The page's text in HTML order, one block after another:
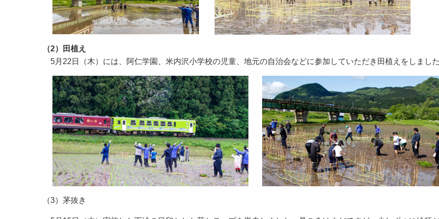
（2）田植え
5月22日（木）には、阿仁学園、米内沢小学校の児童、地元の自治会などに参加していただき田植えをしまし
（3）茅抜き